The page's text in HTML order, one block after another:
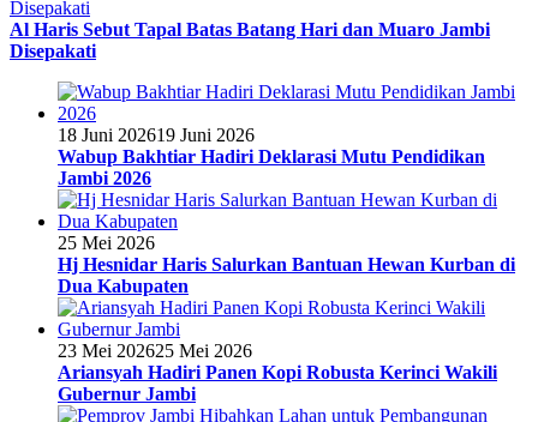
Al Haris Sebut Tapal Batas Batang Hari dan Muaro Jambi
Disepakati
18 Juni 202619 Juni 2026
Wabup Bakhtiar Hadiri Deklarasi Mutu Pendidikan
Jambi 2026
25 Mei 2026
Hj Hesnidar Haris Salurkan Bantuan Hewan Kurban di
Dua Kabupaten
23 Mei 202625 Mei 2026
Ariansyah Hadiri Panen Kopi Robusta Kerinci Wakili
Gubernur Jambi